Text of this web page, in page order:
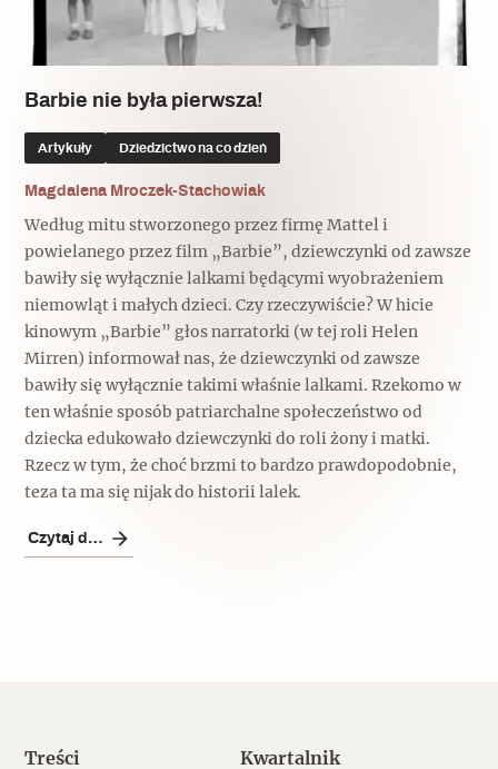
Kruchość rzeczy
Wywiady
Popularne
Dolnośląski Indiana Jones
Recenzje
Popularne
Ulubieniec Fortuny
Jak wskrzesić smak
Ludzie
Siostry rzeźbiarki
Jedźmy w Polskę!
Memento dla modernizmu
Biskupin - rezerwat archeologiczny
Muzea od nowa
Popularne
Jak to działa? Czyli nowa odsłona
Narodowego Muzeum Techniki
Polska ze smakiem
Popularne
Kuchnia w Ostromecku: puder z
jarmużu, zupa z krwi
Zobacz również
Patronaty
MonumentApp
Mapa skojarzeń
Krakowskie Kawiarnie
Barbie nie była pierwsza!
Artykuły Dziedzictwo na co dzień
Magdalena Mroczek-Stachowiak
Według mitu stworzonego przez firmę Mattel i
powielanego przez film „Barbie”, dziewczynki od zawsze
bawiły się wyłącznie lalkami będącymi wyobrażeniem
niemowląt i małych dzieci. Czy rzeczywiście? W hicie
kinowym „Barbie” głos narratorki (w tej roli Helen
Mirren) informował nas, że dziewczynki od zawsze
bawiły się wyłącznie takimi właśnie lalkami. Rzekomo w
ten właśnie sposób patriarchalne społeczeństwo od
dziecka edukowało dziewczynki do roli żony i matki.
Rzecz w tym, że choć brzmi to bardzo prawdopodobnie,
teza ta ma się nijak do historii lalek.
Czytaj dalej
Treści Kwartalnik